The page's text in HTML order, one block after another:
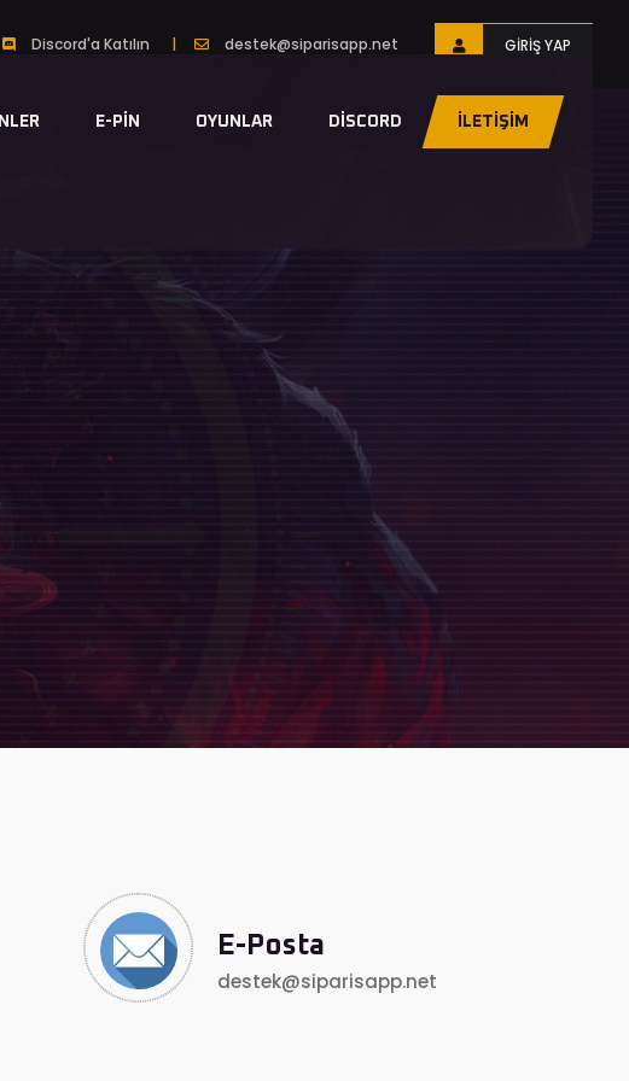
Discord'a Katılın | destek@siparisapp.net GIRIŞ YAP
E-PIN OYUNLAR DISCORD İLETIŞIM
E-Posta
destek@siparisapp.net